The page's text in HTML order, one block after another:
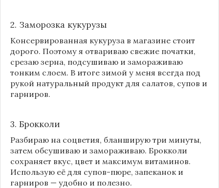
2. Заморозка кукурузы
Консервированная кукуруза в магазине стоит
дорого. Поэтому я отвариваю свежие початки,
срезаю зерна, подсушиваю и замораживаю
тонким слоем. В итоге зимой у меня всегда под
рукой натуральный продукт для салатов, супов и
гарниров.
3. Брокколи
Разбираю на соцветия, бланширую три минуты,
затем обсушиваю и замораживаю. Брокколи
сохраняет вкус, цвет и максимум витаминов.
Использую её для супов-пюре, запеканок и
гарниров — удобно и полезно.